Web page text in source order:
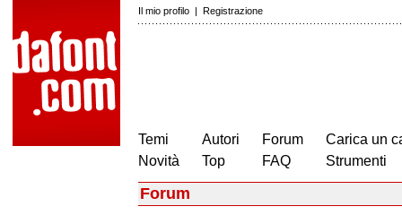
Il mio profilo | Registrazione
Temi
Novità
Autori
Top
Forum
FAQ
Carica un
Strumenti
Forum